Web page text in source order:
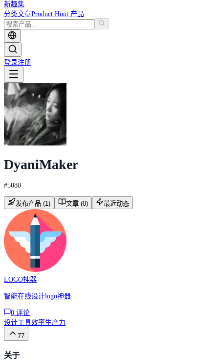
新趣集
分类文章Product Hunt 产品
登录注册
DyaniMaker
#5080
发布产品 (1) 文章 (0) 最近动态
LOGO神器
智能在线设计logo神器
0 评论
设计工具效率生产力
77
关于